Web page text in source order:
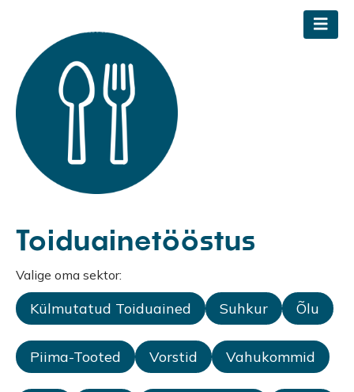
Toiduainetööstus
Valige oma sektor:
Külmutatud Toiduained Suhkur Õlu
Piima-Tooted Vorstid Vahukommid